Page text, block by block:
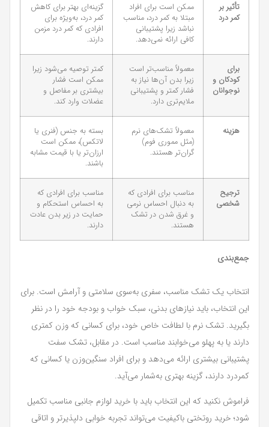
تأثیر بر
کمر درد
ممکن است برای افراد
مبتلا به کمر درد، مناسب
نباشد زیرا پشتیبانی
کافی ارائه نمی‌دهد.
گزینه‌ای بهتر برای کاهش
کمر درد، به‌ویژه برای
افرادی که کمر درد مزمن
دارند.
برای
کودکان و
نوجوانان
معمولاً مناسب‌تر است
زیرا بدن آن‌ها نیاز به
فشار کمتر و پشتیبانی
ملایم‌تری دارد.
کمتر توصیه می‌شود زیرا
ممکن است فشار
بیشتری بر مفاصل و
عضلات وارد کند.
هزینه
معمولاً تشک‌های نرم
(مثل مموری فوم)
گران‌تر هستند.
بسته به جنس (فنری یا
لاتکس)، ممکن است
ارزان‌تر یا با قیمت مشابه
باشند.
ترجیح
شخصی
مناسب برای افرادی که
به دنبال احساس نرمی
و غرق شدن در تشک
هستند.
مناسب برای افرادی که
به احساس استحکام و
حمایت در زیر بدن عادت
دارند.
جمع‌بندی
انتخاب یک تشک مناسب، سفری به‌سوی سلامتی و آرامش است. برای
این انتخاب، باید نیازهای بدنی، سبک خواب و بودجه خود را در نظر
بگیرید. تشک نرم با لطافت خاص خود، برای کسانی که وزن کمتری
دارند یا به پهلو می‌خوابند مناسب است. در مقابل، تشک سفت
پشتیبانی بیشتری ارائه می‌دهد و برای افراد سنگین‌وزن یا کسانی که
کمردرد دارند، گزینه بهتری به‌شمار می‌آید.
فراموش نکنید که این انتخاب باید با خرید لوازم جانبی مناسب تکمیل
شود؛ خرید روتختی باکیفیت می‌تواند تجربه خوابی دلپذیرتر و اتاقی